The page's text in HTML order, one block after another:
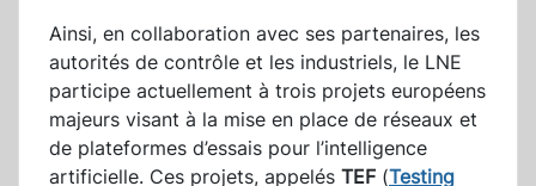
Ainsi, en collaboration avec ses partenaires, les
autorités de contrôle et les industriels, le LNE
participe actuellement à trois projets européens
majeurs visant à la mise en place de réseaux et
de plateformes d’essais pour l’intelligence
artificielle. Ces projets, appelés TEF (Testing